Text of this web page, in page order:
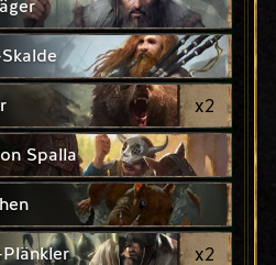
x2
Spalla
x2